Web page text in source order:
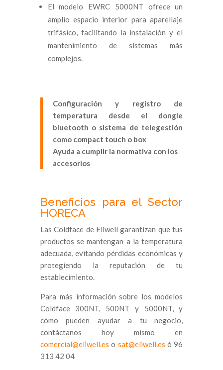
El modelo EWRC 5000NT ofrece un
amplio espacio interior para aparellaje
trifásico, facilitando la instalación y el
mantenimiento de sistemas más
complejos.
Configuración y registro de
temperatura desde el dongle
bluetooth o sistema de telegestión
como compact touch o box
Ayuda a cumplir la normativa con los
accesorios
Beneficios para el Sector
HORECA
Las Coldface de Eliwell garantizan que tus
productos se mantengan a la temperatura
adecuada, evitando pérdidas económicas y
protegiendo la reputación de tu
establecimiento.
Para más información sobre los modelos
Coldface 300NT, 500NT y 5000NT, y
cómo pueden ayudar a tu negocio,
contáctanos hoy mismo en
comercial@eliwell.es o sat@eliwell.es ó 96
313 42 04